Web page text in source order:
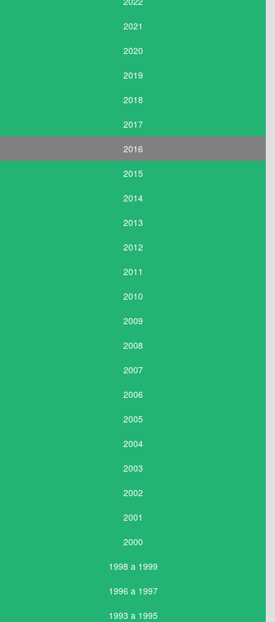
2021
2020
2019
2018
2017
2016
2015
2014
2013
2012
2011
2010
2009
2008
2007
2006
2005
2004
2003
2002
2001
2000
1998 a 1999
1996 a 1997
1993 a 1995